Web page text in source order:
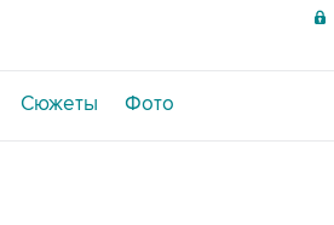
Сюжеты Фото